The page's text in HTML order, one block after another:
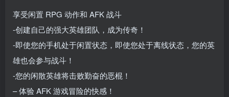
享受闲置 RPG 动作和 AFK 战斗
-创建自己的强大英雄团队，成为传奇！
-即使您的手机处于闲置状态，即使您处于离线状态，您的英
雄也会参与战斗！
-您的闲散英雄将击败勤奋的恶棍！
– 体验 AFK 游戏冒险的快感！